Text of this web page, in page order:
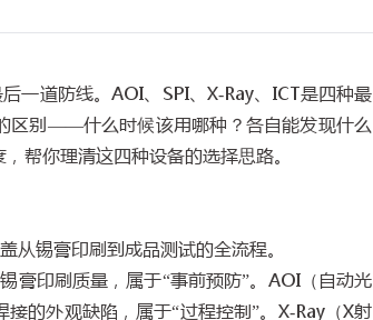
一道防线。AOI、 SPI、 X-Ray、 ICT是四种最
区别——什么时候该用哪种？各自能发现什么
帮你理清这四种设备的选择思路。
从锡膏印刷到成品测试的全流程。
膏印刷质量，属于“事前预防”。 AOI（自动光
接的外观缺陷，属于“过程控制”。 X-Ray（X射